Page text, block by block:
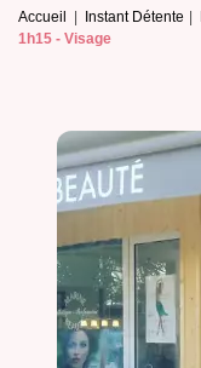
Accueil Instant Détente
1h15 - Visage